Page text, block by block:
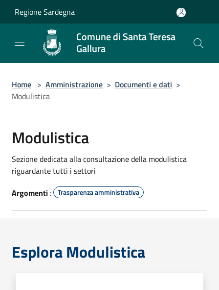
Regione Sardegna
Comune di Santa Teresa
Gallura
Home > Amministrazione > Documenti e dati >
Modulistica
Modulistica
Sezione dedicata alla consultazione della modulistica
riguardante tutti i settori
Argomenti : Trasparenza amministrativa
Esplora Modulistica